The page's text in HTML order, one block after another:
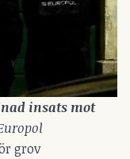
insats mot
grov